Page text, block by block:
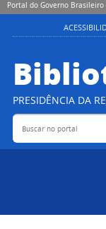
Portal do Governo Brasileiro
PRESIDÊNCIA DA
Buscar no portal